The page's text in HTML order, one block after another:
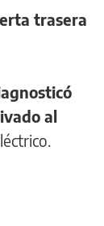
trasera
al